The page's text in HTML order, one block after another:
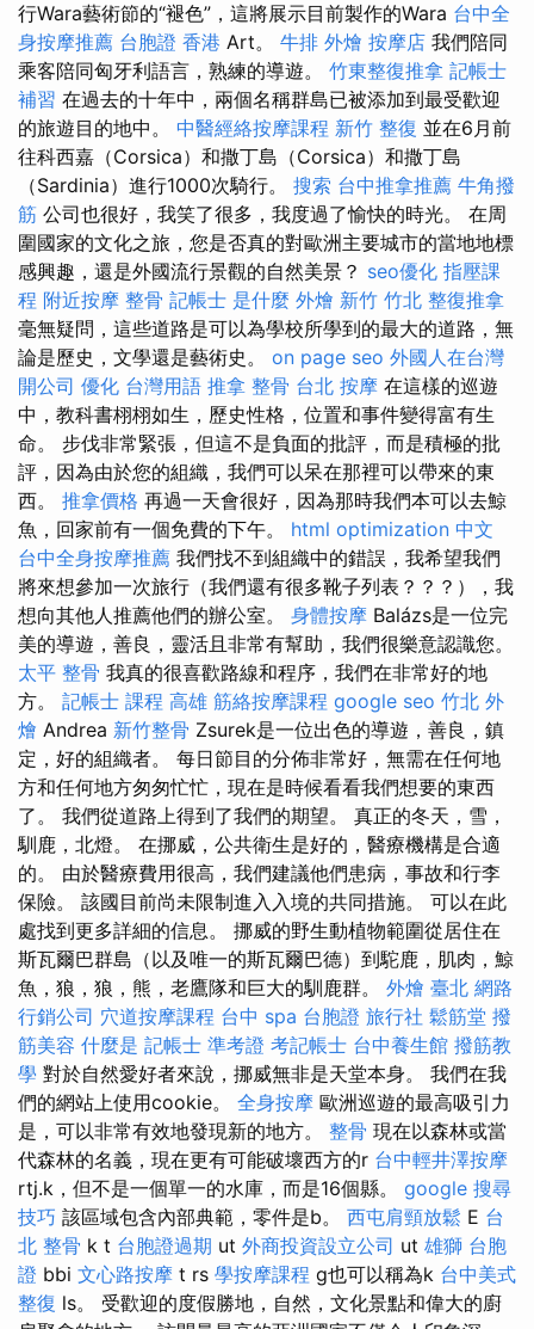
行Wara藝術節的“褪色”，這將展示目前製作的Wara 台中全
身按摩推薦 台胞證 香港 Art。 牛排 外燴 按摩店 我們陪同
乘客陪同匈牙利語言，熟練的導遊。 竹東整復推拿 記帳士
補習 在過去的十年中，兩個名稱群島已被添加到最受歡迎
的旅遊目的地中。 中醫經絡按摩課程 新竹 整復 並在6月前
往科西嘉（Corsica）和撒丁島（Corsica）和撒丁島
（Sardinia）進行1000次騎行。 搜索 台中推拿推薦 牛角撥
筋 公司也很好，我笑了很多，我度過了愉快的時光。 在周
圍國家的文化之旅，您是否真的對歐洲主要城市的當地地標
感興趣，還是外國流行景觀的自然美景？ seo優化 指壓課
程 附近按摩 整骨 記帳士 是什麼 外燴 新竹 竹北 整復推拿
毫無疑問，這些道路是可以為學校所學到的最大的道路，無
論是歷史，文學還是藝術史。 on page seo 外國人在台灣
開公司 優化 台灣用語 推拿 整骨 台北 按摩 在這樣的巡遊
中，教科書栩栩如生，歷史性格，位置和事件變得富有生
命。 步伐非常緊張，但這不是負面的批評，而是積極的批
評，因為由於您的組織，我們可以呆在那裡可以帶來的東
西。 推拿價格 再過一天會很好，因為那時我們本可以去鯨
魚，回家前有一個免費的下午。 html optimization 中文
台中全身按摩推薦 我們找不到組織中的錯誤，我希望我們
將來想參加一次旅行（我們還有很多靴子列表？？？），我
想向其他人推薦他們的辦公室。 身體按摩 Balázs是一位完
美的導遊，善良，靈活且非常有幫助，我們很樂意認識您。
太平 整骨 我真的很喜歡路線和程序，我們在非常好的地
方。 記帳士 課程 高雄 筋絡按摩課程 google seo 竹北 外
燴 Andrea 新竹整骨 Zsurek是一位出色的導遊，善良，鎮
定，好的組織者。 每日節目的分佈非常好，無需在任何地
方和任何地方匆匆忙忙，現在是時候看看我們想要的東西
了。 我們從道路上得到了我們的期望。 真正的冬天，雪，
馴鹿，北燈。 在挪威，公共衛生是好的，醫療機構是合適
的。 由於醫療費用很高，我們建議他們患病，事故和行李
保險。 該國目前尚未限制進入入境的共同措施。 可以在此
處找到更多詳細的信息。 挪威的野生動植物範圍從居住在
斯瓦爾巴群島（以及唯一的斯瓦爾巴德）到駝鹿，肌肉，鯨
魚，狼，狼，熊，老鷹隊和巨大的馴鹿群。 外燴 臺北 網路
行銷公司 穴道按摩課程 台中 spa 台胞證 旅行社 鬆筋堂 撥
筋美容 什麼是 記帳士 準考證 考記帳士 台中養生館 撥筋教
學 對於自然愛好者來說，挪威無非是天堂本身。 我們在我
們的網站上使用cookie。 全身按摩 歐洲巡遊的最高吸引力
是，可以非常有效地發現新的地方。 整骨 現在以森林或當
代森林的名義，現在更有可能破壞西方的r 台中輕井澤按摩
rtj.k，但不是一個單一的水庫，而是16個縣。 google 搜尋
技巧 該區域包含內部典範，零件是b。 西屯肩頸放鬆 E 台
北 整骨 k t 台胞證過期 ut 外商投資設立公司 ut 雄獅 台胞
證 bbi 文心路按摩 t rs 學按摩課程 g也可以稱為k 台中美式
整復 ls。 受歡迎的度假勝地，自然，文化景點和偉大的廚